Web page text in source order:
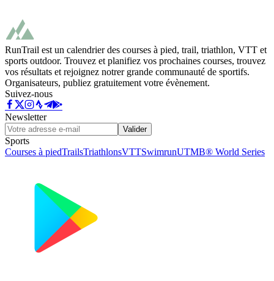
RunTrail est un calendrier des courses à pied, trail, triathlon, VTT et
sports outdoor. Trouvez et planifiez vos prochaines courses, trouvez
vos résultats et rejoignez notrer grande communauté de sportifs.
Organisateurs, publiez gratuitement votre évènement.
Suivez-nous
Newsletter
Valider
Sports
Courses à piedTrailsTriathlonsVTTSwimrunUTMB® World Series